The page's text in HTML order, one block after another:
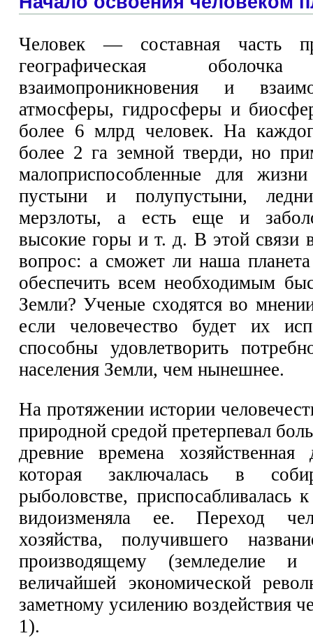
Человек — составная
географическая
взаимопроникновения и
атмосферы, гидросферы и
более 6 млрд человек. На
более 2 га земной тверди, но
малоприспособленные для
пустыни и полупустыни,
мерзлоты, а есть еще и
высокие горы и т. д. В этой связи
вопрос: а сможет ли наша
обеспечить всем необходимым
Земли? Ученые сходятся во
если человечество будет их
способны удовлетворить
населения Земли, чем нынешнее.
На протяжении истории
природной средой претерпевал
древние времена хозяйственная
которая заключалась в
рыболовстве, приспосабливалась
видоизменяла ее. Переход
хозяйства, получившего
производящему (земледелие и
величайшей экономической
заметному усилению воздействия
1).